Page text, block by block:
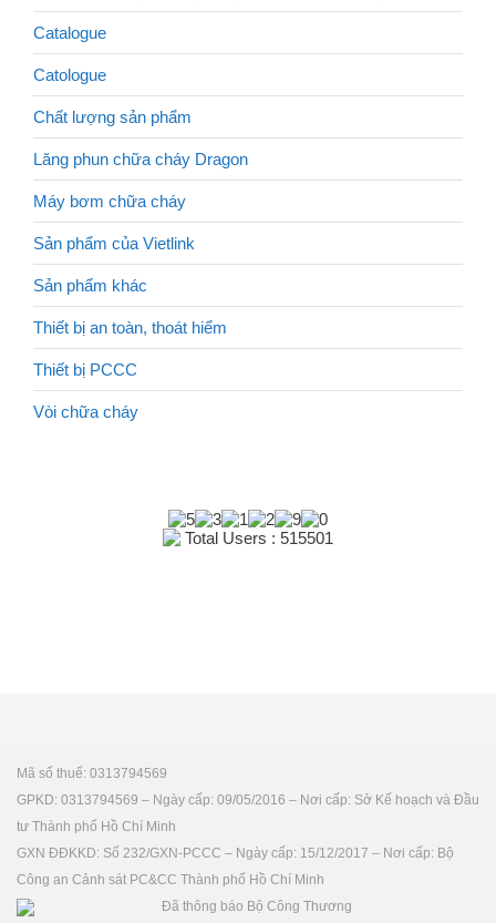
Catalogue
Catologue
Chất lượng sản phẩm
Lăng phun chữa cháy Dragon
Máy bơm chữa cháy
Sản phẩm của Vietlink
Sản phẩm khác
Thiết bị an toàn, thoát hiểm
Thiết bị PCCC
Vòi chữa cháy
Total Users : 515501
Mã số thuế: 0313794569
GPKD: 0313794569 – Ngày cấp: 09/05/2016 – Nơi cấp: Sở Kế hoạch và Đầu
tư Thành phố Hồ Chí Minh
GXN ĐĐKKD: Số 232/GXN-PCCC – Ngày cấp: 15/12/2017 – Nơi cấp: Bộ
Công an Cảnh sát PC&CC Thành phố Hồ Chí Minh